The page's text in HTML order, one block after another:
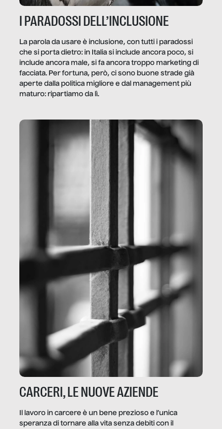
I PARADOSSI DELL’INCLUSIONE
La parola da usare è inclusione, con tutti i paradossi
che si porta dietro: in Italia si include ancora poco, si
include ancora male, si fa ancora troppo marketing di
facciata. Per fortuna, però, ci sono buone strade già
aperte dalla politica migliore e dal management più
maturo: ripartiamo da lì.
CARCERI, LE NUOVE AZIENDE
Il lavoro in carcere è un bene prezioso e l’unica
speranza di tornare alla vita senza debiti con il